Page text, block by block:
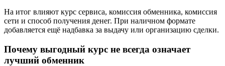
На итог влияют курс сервиса, комиссия обменника, комиссия
сети и способ получения денег. При наличном формате
добавляется ещё надбавка за выдачу или организацию сделки.
Почему выгодный курс не всегда означает
лучший обменник